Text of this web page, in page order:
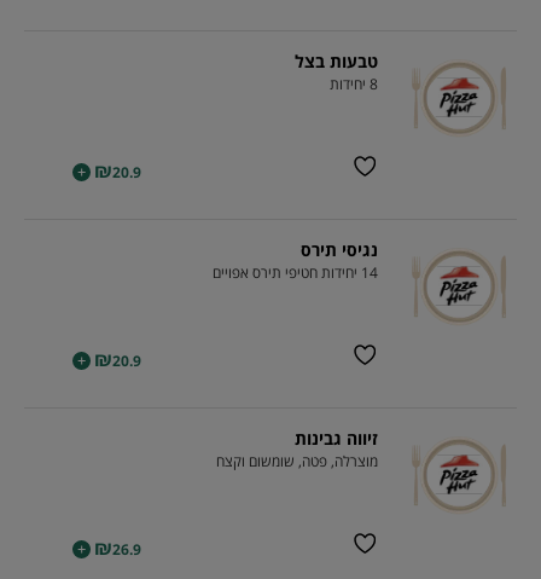
טבעות בצל
8 יחידות
₪20.9
+
נגיסי תירס
14 יחידות חטיפי תירס אפויים
₪20.9
+
זיווה גבינות
מוצרלה, פטה, שומשום וקצח
₪26.9
+